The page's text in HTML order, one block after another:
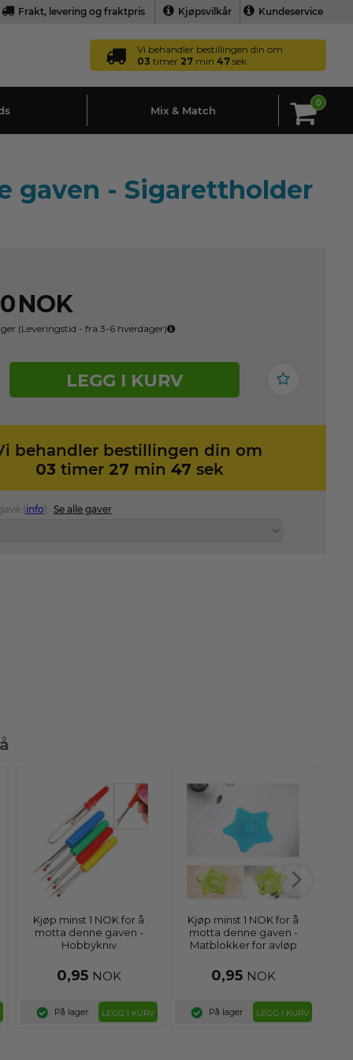
Frakt, levering og fraktpris Kjøpsvilkår Kundeservice
Vi behandler bestillingen din om
03 timer 27 min46 sek
Mix & Match
0
gaven - Sigarettholder
NOK
(Leveringstid - fra 3-6 hverdager)
LEGG I KURV
behandler bestillingen din om
03 timer 27 min 46 sek
(info ) Se alle gaver
Kjøp minst 1 NOK for å
motta denne gaven -
Hobbykniv
0,95 NOK
På lager LEGG I KURV
Kjøp minst 1 NOK for å
motta denne gaven -
Matblokker for avløp
0,95 NOK
På lager LEGG I KURV